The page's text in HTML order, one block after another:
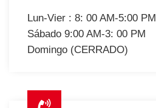
Lun-Vier : 8: 00 AM-5:00 PM
Sábado 9:00 AM-3: 00 PM
Domingo (CERRADO)